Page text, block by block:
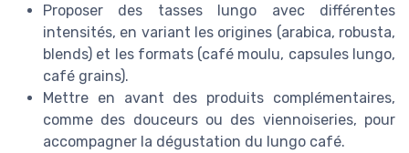
Proposer des tasses lungo avec différentes
intensités, en variant les origines (arabica, robusta,
blends) et les formats (café moulu, capsules lungo,
café grains).
Mettre en avant des produits complémentaires,
comme des douceurs ou des viennoiseries, pour
accompagner la dégustation du lungo café.